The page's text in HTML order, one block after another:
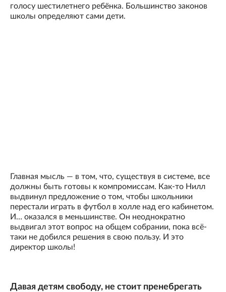
голосу шестилетнего ребёнка. Большинство законов
школы определяют сами дети.
Главная мысль — в том, что, существуя в системе, все
должны быть готовы к компромиссам. Как-то Нилл
выдвинул предложение о том, чтобы школьники
перестали играть в футбол в холле над его кабинетом.
И… оказался в меньшинстве. Он неоднократно
выдвигал этот вопрос на общем собрании, пока всё-
таки не добился решения в свою пользу. И это
директор школы!
Давая детям свободу, не стоит пренебрегать